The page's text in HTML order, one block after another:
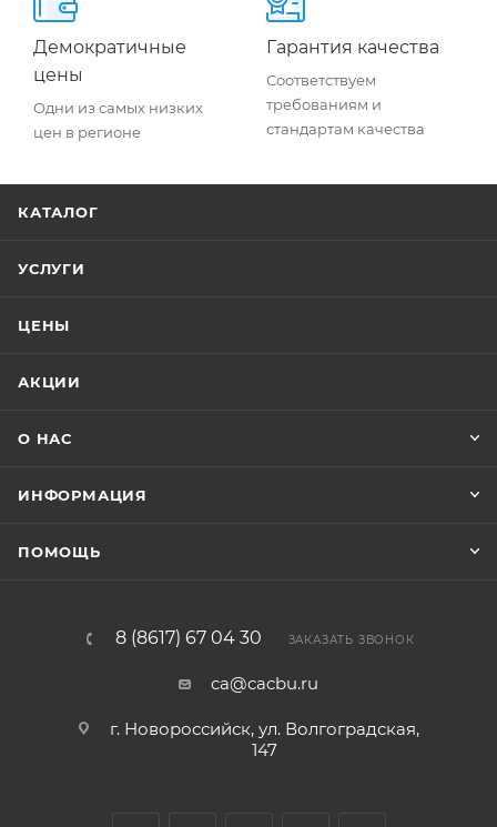
Демократичные
цены
Одни из самых низких
цен в регионе
Гарантия качества
Соответствуем
требованиям и
стандартам качества
КАТАЛОГ
УСЛУГИ
ЦЕНЫ
АКЦИИ
О НАС
ИНФОРМАЦИЯ
ПОМОЩЬ
8 (8617) 67 04 30 ЗАКАЗАТЬ ЗВОНОК
ca@cacbu.ru
г. Новороссийск, ул. Волгоградская,
147